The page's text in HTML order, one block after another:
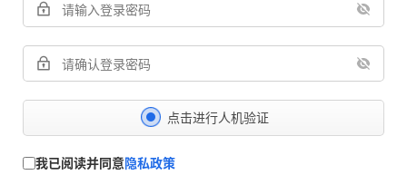
点击进行人机验证
我已阅读并同意隐私政策